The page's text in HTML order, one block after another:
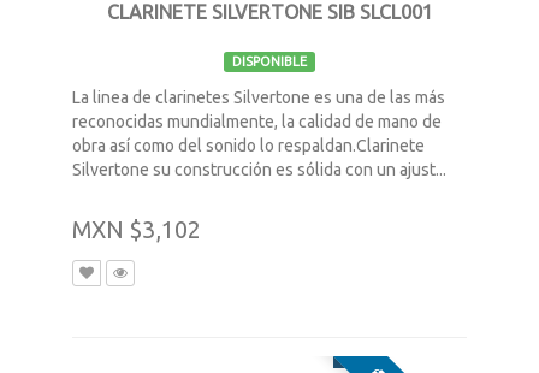
CLARINETE SILVERTONE SIB SLCL001
DISPONIBLE
La linea de clarinetes Silvertone es una de las más
reconocidas mundialmente, la calidad de mano de
obra así como del sonido lo respaldan.Clarinete
Silvertone su construcción es sólida con un ajust...
MXN $3,102